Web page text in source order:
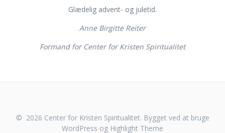
Glædelig advent- og juletid.
Anne Birgitte Reiter
Formand for Center for Kristen Spiritualitet
© 2026 Center for Kristen Spiritualitet. Bygget ved at bruge
WordPress og Highlight Theme